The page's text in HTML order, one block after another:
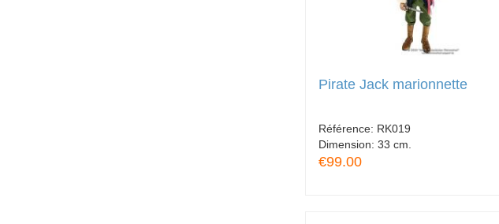
Pirate Jack marionnette
Référence: RK019
Dimension: 33 cm.
€99.00